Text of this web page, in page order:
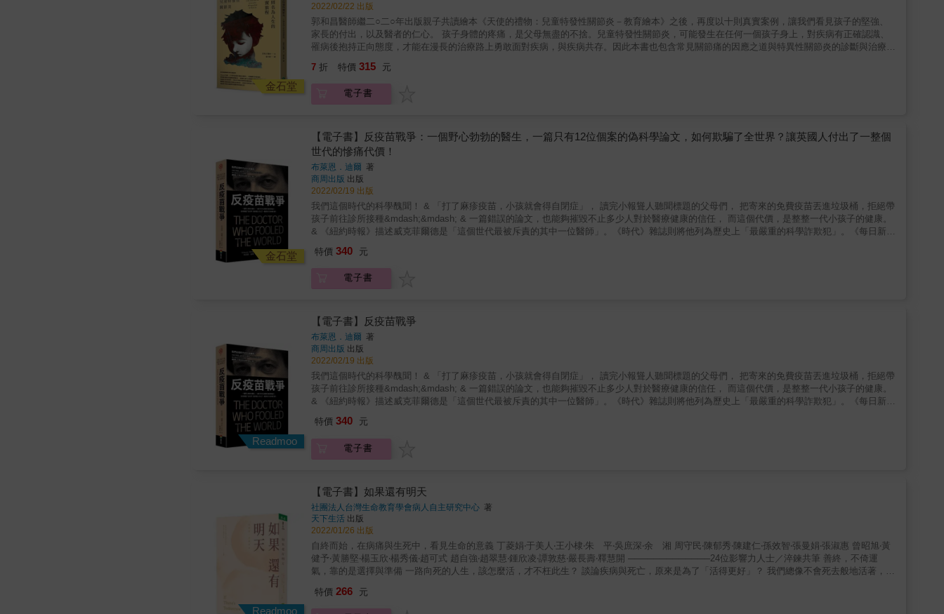
金石堂
2022/02/22 出版
郭和昌醫師繼二○二○年出版親子共讀繪本《天使的禮物：兒童特發性關節炎－教育繪本》之後，再度以十則真實案例，讓我們看見孩子的堅強、
家長的付出，以及醫者的仁心。 孩子身體的疼痛，是父母無盡的不捨。兒童特發性關節炎，可能發生在任何一個孩子身上，對疾病有正確認識、
罹病後抱持正向態度，才能在漫長的治療路上勇敢面對疾病，與疾病共存。因此本書也包含常見關節痛的因應之道與特異性關節炎的診斷與治療介
龐。
7 折 特價 315 元
電子書
金石堂
【電子書】反疫苗戰爭：一個野心勃勃的醫生，一篇只有12位個案的偽科學論文，如何欺騙了全世界？讓英國人付出了一整個
世代的慘痛代價！
布萊恩．迪爾 著
商周出版 出版
2022/02/19 出版
我們這個時代的科學醜聞！ & 「打了麻疹疫苗，小孩就會得自閉症」， 讀完小報聳人聽聞標題的父母們， 把寄來的免費疫苗丟進垃圾桶，拒絕帶
孩子前往診所接種&mdash;&mdash; & 一篇錯誤的論文，也能夠摧毀不止多少人對於醫療健康的信任， 而這個代價，是整整一代小孩子的健康。
& 《紐約時報》描述威克菲爾德是「這個世代最被斥責的其中一位醫師」。《時代》雜誌則將他列為歷史上「最嚴重的科學詐欺犯」。《每日新
疫苗，至少一開始是如此。但是，這個人與疫苗的故事解釋了多年來累積的力量，以及這股力量如何變形，開始攻擊所有的疫苗。這股力量吸收了
學竟是如此容易遭到污染。 & 我在英國以外的地區演講討論關於此書的調查時，我通常以這個問題開場：「為什麼是我？」為什麼，舉例來說，
來被稱為「反疫苗運動」的運動，這個運動從英格蘭移民到美國，又從美國影響全世界。 & 隨著新冠肺炎疫情爆發，這場運動也變得大規模了，
時至今日，已經有無數的相關書籍出版，內容包括摘要研究、提供建議、告訴你什麼因素會導致問題、什麼因素又可以避免。這些書的作者通常都
是疫苗開發人員，或者想要傳達某個使命。 這本書不是其中之一。我也不是他們的一分子。我的書籍主題甚至不是關於疫苗。這本書的故事攸關
一切的起源：我的調查揭露了在記憶中可以稱為「精心設計騙局」的起源，主角是誰（who）、他做了什麼事（what）、地點在何處（where），
以及為什麼（why）。 & 如果我錯了，我很歡迎有人糾正我，但就我所知，這本書是媒體記者調查醫學問題任何層面時，最深入廣泛的作品。我
的起點是二〇〇三年九月，我接受《星期日泰晤士報》的例行指派任務，我堅持推出十餘則艱難的新聞報導、一小時的電視專訪、在頂尖醫學期刊
發表五篇系列文章，隨後，我揭露被外界稱為「可能是過去一百年造成最大傷害的醫學騙局」，也是本書更為驚人的發現。 & 但是，這本書的主
題也不是醫學。正如頂尖科學期刊《自然》的一位審查人所說，這本書的主題是人性故事，描繪了「傲慢」，以及傲慢能夠造就的可怕陰影。 &
愚弄全世界的醫師是一位英國人，安德魯．威克菲爾德&mdash;&mdash;他被譽為「反疫苗運動之父」&mdash;&mdash;他的惡行從倫敦的一間醫
苗，至少一開始是如此。但是，這個人與疫苗的故事解釋了多年來累積的力量，以及這股力量如何變形，開始攻擊所有的疫苗。這股力量吸收了其
他人物，他們藉此在陽光下享受自己的名聲，也造就了一個陰謀，釋放恐懼、罪惡感，以及疾病，不只滲入新冠肺炎造成的大災難，也揭示了科學
文件和紀錄支持我的報導內容，超過十五年來，我從無數的資料來源尋找相關的資料，成為新聞、電視，以及期刊的索引內容，其中兩千個資料來
源記載於本書的註腳，並且由我在北美地區的出版商約翰．霍普金斯大學進行引用文字審核校對。 & 這本書的故事如此特別，而我的報導如此堅
持，這本書必然是誠實的&mdash;&mdash;這本書的內容，以及這本書的攻擊都是誠實的&mdash;&mdash;否則我的出版社就有權利銷毀所有書
本，並且要求我支付費用。紐約和倫敦的誹謗訴訟專家已經釐清相關內容。如果提出偽證，我願接受懲罰，在這個法律前提之下，我已經向法院提
交數百頁的聲明，並且接受威克菲爾德法律團隊六個小時又三十分鐘的提訊作證。 這個故事確實是，也必須是，真實的。
特價 340 元
電子書
Readmoo
【電子書】反疫苗戰爭
布萊恩．迪爾 著
商周出版 出版
2022/02/19 出版
我們這個時代的科學醜聞！ & 「打了麻疹疫苗，小孩就會得自閉症」， 讀完小報聳人聽聞標題的父母們， 把寄來的免費疫苗丟進垃圾桶，拒絕帶
孩子前往診所接種&mdash;&mdash; & 一篇錯誤的論文，也能夠摧毀不止多少人對於醫療健康的信任， 而這個代價，是整整一代小孩子的健康。
& 《紐約時報》描述威克菲爾德是「這個世代最被斥責的其中一位醫師」。《時代》雜誌則將他列為歷史上「最嚴重的科學詐欺犯」。《每日新
疫苗，至少一開始是如此。但是，這個人與疫苗的故事解釋了多年來累積的力量，以及這股力量如何變形，開始攻擊所有的疫苗。這股力量吸收了
學竟是如此容易遭到污染。 & 我在英國以外的地區演講討論關於此書的調查時，我通常以這個問題開場：「為什麼是我？」為什麼，舉例來說，
來被稱為「反疫苗運動」的運動，這個運動從英格蘭移民到美國，又從美國影響全世界。 & 隨著新冠肺炎疫情爆發，這場運動也變得大規模了，
時至今日，已經有無數的相關書籍出版，內容包括摘要研究、提供建議、告訴你什麼因素會導致問題、什麼因素又可以避免。這些書的作者通常都
是疫苗開發人員，或者想要傳達某個使命。 這本書不是其中之一。我也不是他們的一分子。我的書籍主題甚至不是關於疫苗。這本書的故事攸關
一切的起源：我的調查揭露了在記憶中可以稱為「精心設計騙局」的起源，主角是誰（who）、他做了什麼事（what）、地點在何處（where），
以及為什麼（why）。 & 如果我錯了，我很歡迎有人糾正我，但就我所知，這本書是媒體記者調查醫學問題任何層面時，最深入廣泛的作品。我
的起點是二〇〇三年九月，我接受《星期日泰晤士報》的例行指派任務，我堅持推出十餘則艱難的新聞報導、一小時的電視專訪、在頂尖醫學期刊
發表五篇系列文章，隨後，我揭露被外界稱為「可能是過去一百年造成最大傷害的醫學騙局」，也是本書更為驚人的發現。 & 但是，這本書的主
題也不是醫學。正如頂尖科學期刊《自然》的一位審查人所說，這本書的主題是人性故事，描繪了「傲慢」，以及傲慢能夠造就的可怕陰影。 &
愚弄全世界的醫師是一位英國人，安德魯．威克菲爾德&mdash;&mdash;他被譽為「反疫苗運動之父」&mdash;&mdash;他的惡行從倫敦的一間醫
特價 340 元
電子書
Readmoo
【電子書】如果還有明天
社團法人台灣生命教育學會病人自主研究中心 著
天下生活 出版
2022/01/26 出版
自終而始，在病痛與生死中，看見生命的意義 丁菱娟‧于美人‧王小棣‧朱 平‧吳庶深‧余 湘 周守民‧陳郁秀‧陳建仁‧孫效智‧張曼娟‧張淑惠 曾昭旭‧黃
健予‧黃勝堅‧楊玉欣‧楊秀儀‧趙可式 趙自強‧趙翠慧‧鍾欣凌‧譚敦慈‧嚴長壽‧釋慧開 ─────────────24位影響力人士／淬鍊共筆 善終，不倚運
氣，靠的是選擇與準備 一路向死的人生，該怎麼活，才不枉此生？ 談論疾病與死亡，原來是為了「活得更好」？ 我們總像不會死去般地活著，但
摯愛告別或即將臨終的人──他們以生命淬鍊的真實故事。 在「如果還有明天」時，像「如果沒有明天」般活著 本書以對立概念的思辨碰撞：昨日
特價 266 元